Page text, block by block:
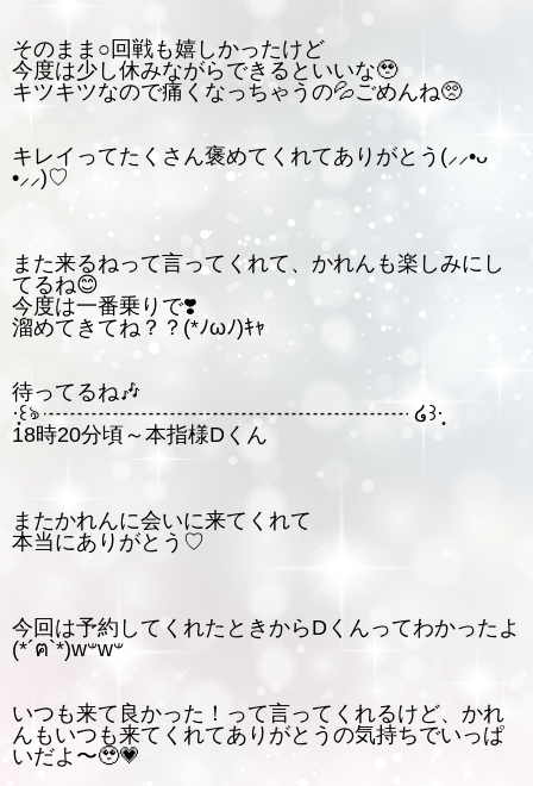
そのまま○回戦も嬉しかったけど
今度は少し休みながらできるといいな🥹
キツキツなので痛くなっちゃうの💦ごめんね🥺
キレイってたくさん褒めてくれてありがとう(⸝⸝•ᴗ
•⸝⸝)♡
また来るねって言ってくれて、かれんも楽しみにし
てるね😊
今度は一番乗りで❣️
溜めてきてね？？(*ﾉωﾉ)ｷｬ
待ってるね🎶
·̩͙꒰ঌ ┈┈┈┈┈┈┈┈┈┈┈┈┈┈┈┈┈ ໒꒱·̩͙
18時20分頃～本指様Dくん
またかれんに会いに来てくれて
本当にありがとう♡
今回は予約してくれたときからDくんってわかったよ
(*´ฅ`*)w‪𐤔w‪𐤔
いつも来て良かった！って言ってくれるけど、かれ
んもいつも来てくれてありがとうの気持ちでいっぱ
いだよ〜🥹💗